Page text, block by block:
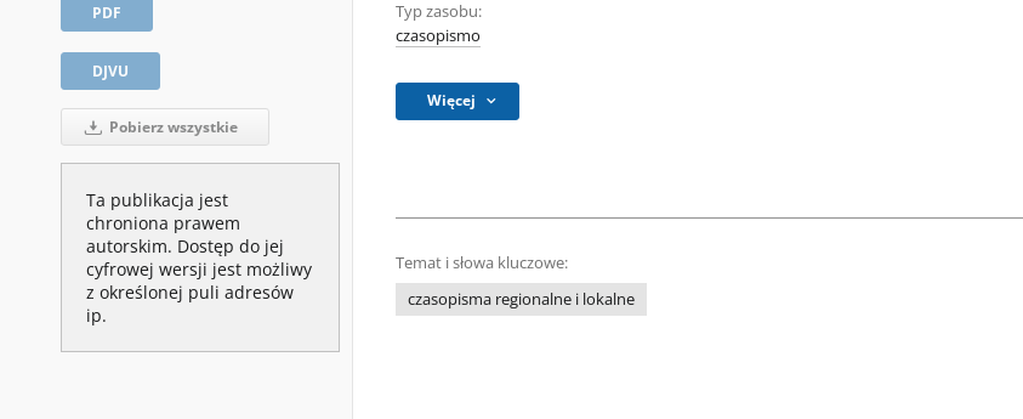
PDF
DJVU
Pobierz wszystkie
Ta publikacja jest
chroniona prawem
autorskim. Dostęp do jej
cyfrowej wersji jest możliwy
z określonej puli adresów
ip.
Typ zasobu:
czasopismo
Więcej
Temat i słowa kluczowe:
czasopisma regionalne i lokalne